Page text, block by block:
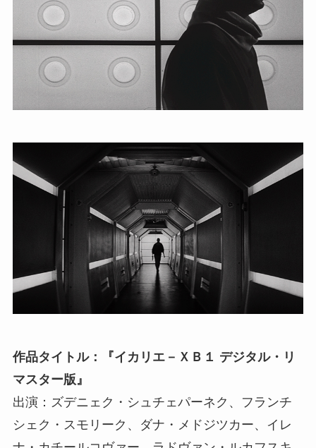
作品タイトル：『イカリエ－ＸＢ１ デジタル・リ
マスター版』
出演：ズデニェク・シュチェパーネク、フランチ
シェク・スモリーク、ダナ・メドジツカー、イレ